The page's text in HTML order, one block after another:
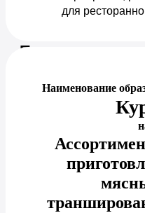
для
Предпросмотр
Наименование